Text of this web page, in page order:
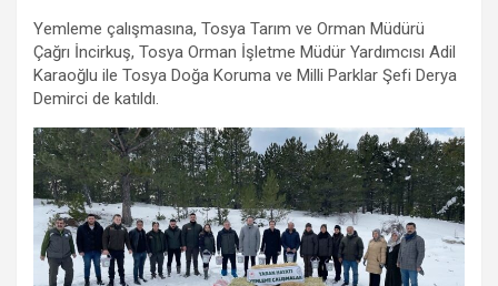
Yemleme çalışmasına, Tosya Tarım ve Orman Müdürü
Çağrı İncirkuş, Tosya Orman İşletme Müdür Yardımcısı Adil
Karaoğlu ile Tosya Doğa Koruma ve Milli Parklar Şefi Derya
Demirci de katıldı.